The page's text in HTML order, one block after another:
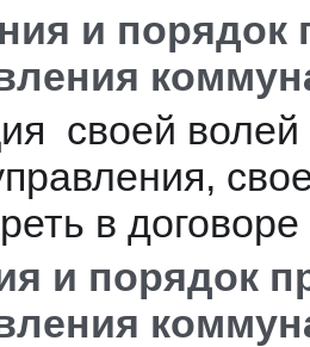
и порядок
своей
в
и порядок